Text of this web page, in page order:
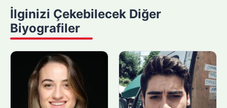
y
a
p
n
İlginizi Çekebilecek Diğer
Biyografiler